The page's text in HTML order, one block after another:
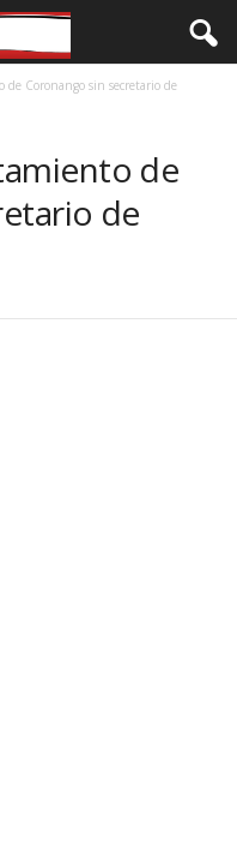
Coronango sin secretario de
de
de